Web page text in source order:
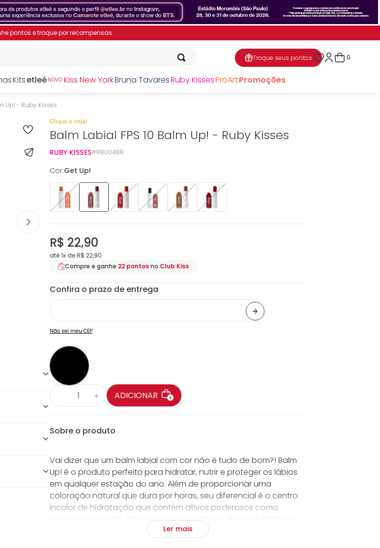
pontos e troque por recompensas
Troque seus pontos 0
Kitsetleé NOVO Kiss New YorkBruna TavaresRuby KissesProArtPromoções
Up! - Ruby Kisses
Clique e veja!
Balm Labial FPS 10 Balm Up! - Ruby Kisses
RUBY KISSES RBU04BR
Cor:Get Up!
R$ 22,90
até1x deR$ 22,90
Compre e ganhe 22 pontosno Club Kiss
Não sei meu CEP
＋ ADICIONAR
Sobre o produto
Vai dizer que um balm labial com cor não é tudo de bom?! Balm
Up! é o produto perfeito para hidratar, nutrir e proteger os lábios
em qualquer estação do ano. Além de proporcionar uma
coloração natural que dura por horas, seu diferencial é o centro
incolor de hidratação que contém ativos poderosos como
manteiga de karité, óleo de coco e manteiga de coco. Balm Up!
ainda tem FPS 10, o que significa que ele protege seus lábios
Ler mais